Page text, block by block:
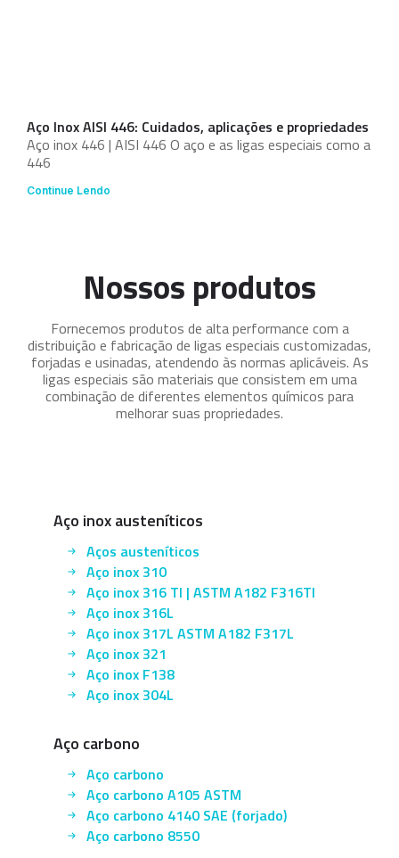
Aço Inox AISI 446: Cuidados, aplicações e propriedades
Aço inox 446 | AISI 446 O aço e as ligas especiais como a
446
Continue Lendo
Nossos produtos
Fornecemos produtos de alta performance com a
distribuição e fabricação de ligas especiais customizadas,
forjadas e usinadas, atendendo às normas aplicáveis. As
ligas especiais são materiais que consistem em uma
combinação de diferentes elementos químicos para
melhorar suas propriedades.
Aço inox austeníticos
Aços austeníticos
Aço inox 310
Aço inox 316 TI | ASTM A182 F316TI
Aço inox 316L
Aço inox 317L ASTM A182 F317L
Aço inox 321
Aço inox F138
Aço inox 304L
Aço carbono
Aço carbono
Aço carbono A105 ASTM
Aço carbono 4140 SAE (forjado)
Aço carbono 8550